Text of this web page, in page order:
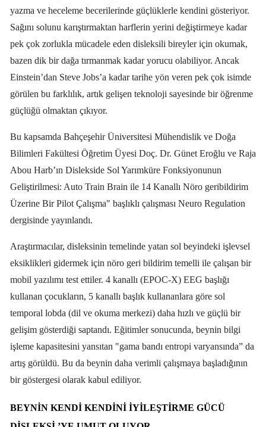
yazma ve heceleme becerilerinde güçlüklerle kendini gösteriyor.
Sağını solunu karıştırmaktan harflerin yerini değiştirmeye kadar
pek çok zorlukla mücadele eden disleksili bireyler için okumak,
bazen dik bir dağa tırmanmak kadar yorucu olabiliyor. Ancak
Einstein’dan Steve Jobs’a kadar tarihe yön veren pek çok isimde
görülen bu farklılık, artık gelişen teknoloji sayesinde bir öğrenme
güçlüğü olmaktan çıkıyor.
Bu kapsamda Bahçeşehir Üniversitesi Mühendislik ve Doğa
Bilimleri Fakültesi Öğretim Üyesi Doç. Dr. Günet Eroğlu ve Raja
Abou Harb’ın Dislekside Sol Yarımküre Fonksiyonunun
Geliştirilmesi: Auto Train Brain ile 14 Kanallı Nöro geribildirim
Üzerine Bir Pilot Çalışma" başlıklı çalışması Neuro Regulation
dergisinde yayınlandı.
Araştırmacılar, disleksinin temelinde yatan sol beyindeki işlevsel
eksiklikleri gidermek için nöro geri bildirim temelli ile çalışan bir
mobil yazılımı test ettiler. 4 kanallı (EPOC-X) EEG başlığı
kullanan çocukların, 5 kanallı başlık kullananlara göre sol
temporal lobda (dil ve okuma merkezi) daha hızlı ve güçlü bir
gelişim gösterdiği saptandı. Eğitimler sonucunda, beynin bilgi
işleme kapasitesini yansıtan "gama bandı entropi varyansında” da
artış görüldü. Bu da beynin daha verimli çalışmaya başladığının
bir göstergesi olarak kabul ediliyor.
BEYNIN KENDI KENDINI İYILEŞTIRME GÜCÜ